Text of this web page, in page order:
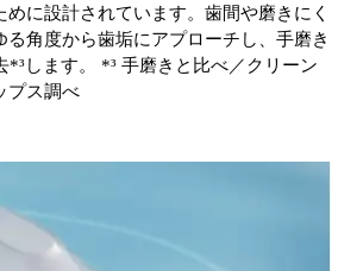
に設計されています。歯間や磨きにく
る角度から歯垢にアプローチし、手磨き
*³します。 *³ 手磨きと比べ／クリーン
プス調べ